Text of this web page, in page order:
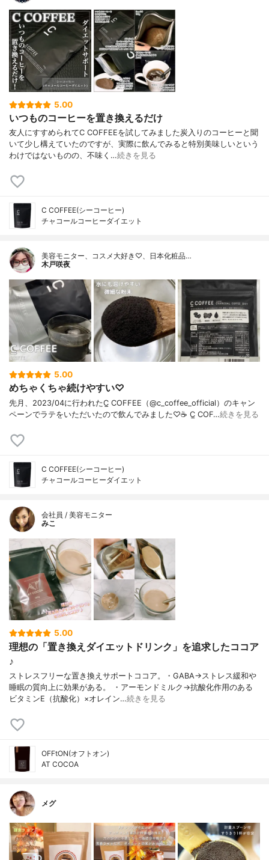
5.00
いつものコーヒーを置き換えるだけ
友人にすすめられてC COFFEEを試してみました炭入りのコーヒーと聞
いて少し構えていたのですが、実際に飲んでみると特別美味しいという
わけではないものの、不味く…続きを見る
C COFFEE(シーコーヒー)
チャコールコーヒーダイエット
美容モニター、コスメ大好き♡、日本化粧品…
木戸咲夜
5.00
めちゃくちゃ続けやすい♡
先月、2023/04に行われたC̲ COFFEE（@c_coffee_official）のキャン
ペーンでラテをいただいたので飲んでみました♡☕️ C̲ COF…続きを見る
C COFFEE(シーコーヒー)
チャコールコーヒーダイエット
会社員 / 美容モニター
みこ
5.00
理想の「置き換えダイエットドリンク」を追求したココア
♪
ストレスフリーな置き換えサポートココア。・GABA→ストレス緩和や
睡眠の質向上に効果がある。 ・アーモンドミルク→抗酸化作用のある
ビタミンE（抗酸化）×オレイン…続きを見る
OFFtON(オフトオン)
AT COCOA
メグ